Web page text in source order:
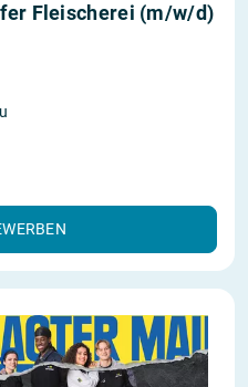
Fleischerei (m/w/d)